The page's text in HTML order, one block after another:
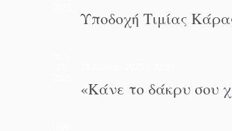
Υποδοχή Τιμίας
«Κάνε το δάκρυ σου